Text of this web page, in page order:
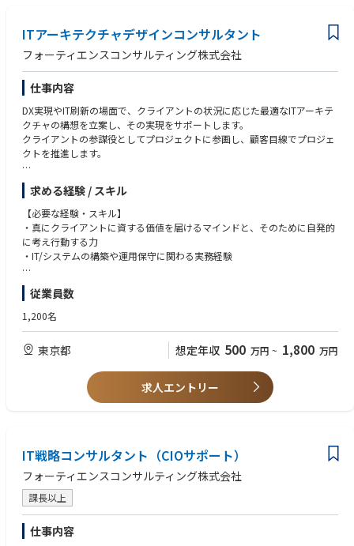
値を創出する、次世代型のプロフェッショナルサービス企業です。
私たちは「Fiercely Human（人に徹底的に向き合う）」というアプローチ
を大切にし、顧客、そしてその先にいる顧客の顧客まで深く理解すること
で、実践的かつエンドツーエンドのソリューションを提供し、真に意味の
あるインパクトを生み出します。
000名のメンバーを擁するSlalomは、人と組織がより大きなビジョンを描
き、より速く前進し、より良い未来を築くことを支援しています。
また、働きがいのある企業としても高く評価されており、**Fortune誌
「働きがいのある会社ベスト100」**に9年連続で選出されています。
フロントエンド・フルスタック:
. ┗NETスタック（ASP.NET、.NET Core、C#）、Angular、React、V
ueなどの各種フレームワーク
・サーバーレスコンピューティングやイベント駆動型アーキテクチャの経
験
・ドメイン駆動設計（DDD）、Model-View-Controller（MVC）またはその
他ソフトウェア設計パターンの専門知識
・データモデルの設計経験、RDBMSやNoSQLシステムの利用経験
・マイクロサービスアーキテクチャの導入・運用経験
・ビジネスレベルの日本語力および会話レベルの英語力
【歓迎スキル】
ーでの高度な実務経験
・建設、製造、重工業、エンターテインメント、小売、金融サービスなど
の業界での経験
・AI、開発者向けプラットフォーム、データプラットフォーム関連プロジ
ェクトの実績
・Kubernetes、AKS、EKS、GKE、Docker、Helmなどのコンテナ技術の経
験
・ウォーターフォールやアジャイルなど、複数のSDLC（システム開発ライ
フサイクル）手法の理解と、それらをもとにした業務計画の経験
・関連資格（例：AWS ソリューションアーキテクト／デベロッパー、
GCP クラウドエンジニア／アーキテクト／デベロッパー、Azure デベロ
ッパー／ソリューションアーキテクト等）の保有
・ネイティブモバイル開発（Android、iOS）の経験
・C、C++などのコンパイル言語に関する経験
ITアーキテクチャデザインコンサルタント
フォーティエンスコンサルティング株式会社
仕事内容
DX実現やIT刷新の場面で、クライアントの状況に応じた最適なITアーキテ
クチャの構想を立案し、その実現をサポートします。
クライアントの参謀役としてプロジェクトに参画し、顧客目線でプロジェ
クトを推進します。
【主なテーマ】
●AI/生成AI活用・データ活用・マイクロサービス・クラウドリフト/シフ
ト・システムモダナイゼーション・レガシーモダナイゼーション・XaaS活
用・ローコード/ノーコード開発・DevOps・CI/CDなどの各種アーキテク
チャ要素技術や、脱炭素・ESG・SDGsなどの環境課題/社会課題の要素を
含めた、DX/IT戦略立案・IT企画立案・IT構想策定・ITロードマップ策定
●IT刷新プロジェクトにおけるPM支援/PMO運営支援
【この職種の魅力】
・幅広いITアーキテクチャ知見を獲得する機会があります
・クライアントビジネスの意思決定に直接的に関与するため、ビジネス視
点で物事を捉える力が身に付きます
・クライアントの真の課題を見極め、解決のためのITアーキテクチャをデ
・SIer出身のコンサル未経験の方にも活躍していただきやすい環境です(SIe
・相互成長を促す知見共有活動を行っています
求める経験 / スキル
【必要な経験・スキル】
・真にクライアントに資する価値を届けるマインドと、そのために自発的
に考え行動する力
・IT/システムの構築や運用保守に関わる実務経験
【望ましい経験・スキル】
＜ITアーキテクチャ知見＞
●AI/生成AI・データ活用基盤・マイクロサービスアーキテクチャ・パブリ
ション・レガシーモダナイゼーション・SaaS・PaaS・IaaS・ローコード/
ノーコード開発・DevOps・CI/CD・アジャイル開発・エンタープライズア
ーキテクチャ(EA)等に関する知見
●脱炭素・ESG・SDGsなどの環境課題/社会課題 を絡めたITアーキテクチ
●複雑な状況・事象を構造化して整理し、解決までのストーリーを組み立
てる力
●プロジェクトマネジメントの知見
●特定業界や特定業務についての知見
●IT企画、IT構想策定の経験
従業員数
1,200名
東京都 想定年収 500 万円 ~ 1,800 万円
求人エントリー
IT戦略コンサルタント（CIOサポート）
フォーティエンスコンサルティング株式会社
課長以上
仕事内容